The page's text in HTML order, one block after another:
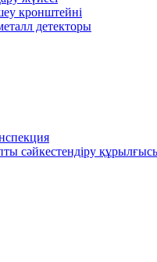
кронштейні
детекторы
сәйкестендіру